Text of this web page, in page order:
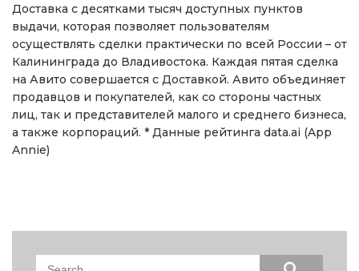
Доставка с десятками тысяч доступных пунктов
выдачи, которая позволяет пользователям
осуществлять сделки практически по всей России – от
Калининграда до Владивостока. Каждая пятая сделка
на Авито совершается с Доставкой. Авито объединяет
продавцов и покупателей, как со стороны частных
лиц, так и представителей малого и среднего бизнеса,
а также корпораций. * Данные рейтинга data.ai (App
Annie)
Search